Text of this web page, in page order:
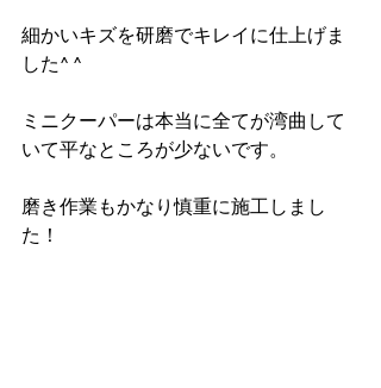
細かいキズを研磨でキレイに仕上げま
した^ ^
ミニクーパーは本当に全てが湾曲して
いて平なところが少ないです。
磨き作業もかなり慎重に施工しまし
た！